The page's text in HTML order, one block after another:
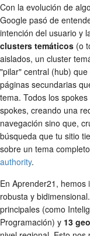
Con la evolución de
Google pasó de
intención del usuario y
clusters temáticos (o
aislados, un cluster
"pilar" central (hub)
páginas secundarias
tema. Todos los
spokes, creando una
navegación sino que,
búsqueda que tu sitio
sobre un tema
authority.
En Aprender21,
robusta y
principales (como
Programación) y 13